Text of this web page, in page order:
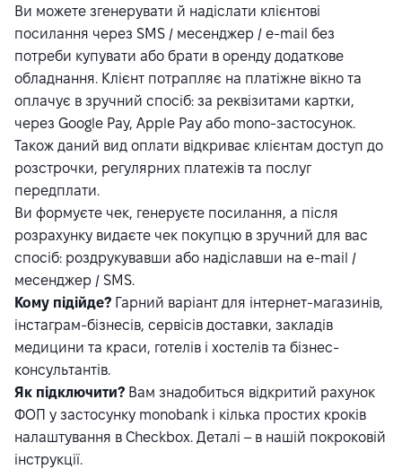
Ви можете згенерувати й надіслати клієнтові
посилання через SMS / месенджер / e-mail без
потреби купувати або брати в оренду додаткове
обладнання. Клієнт потрапляє на платіжне вікно та
оплачує в зручний спосіб: за реквізитами картки,
через Google Pay, Apple Pay або mono-застосунок.
Також даний вид оплати відкриває клієнтам доступ до
розстрочки, регулярних платежів та послуг
передплати.
Ви формуєте чек, генеруєте посилання, а після
розрахунку видаєте чек покупцю в зручний для вас
спосіб: роздрукувавши або надіславши на e-mail /
месенджер / SMS.
Кому підійде? Гарний варіант для інтернет-магазинів,
інстаграм-бізнесів, сервісів доставки, закладів
медицини та краси, готелів і хостелів та бізнес-
консультантів.
Як підключити? Вам знадобиться відкритий рахунок
ФОП у застосунку monobank і кілька простих кроків
налаштування в Checkbox. Деталі – в нашій покроковій
інструкції.